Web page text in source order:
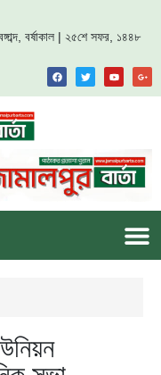
বর্ষাকাল | ২৫শে সফর, ১৪৪৮